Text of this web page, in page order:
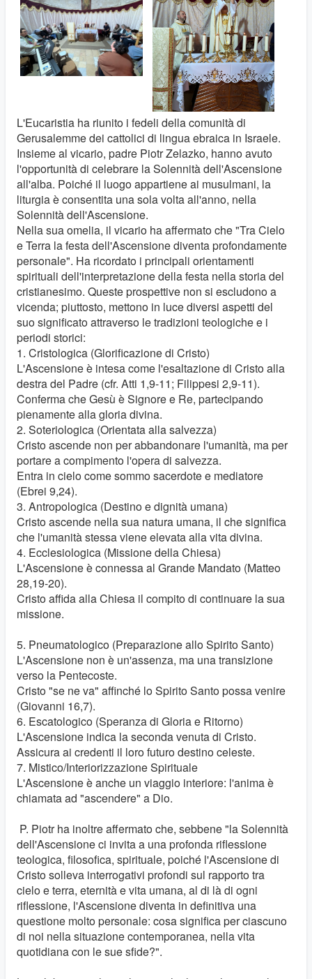
L'Eucaristia ha riunito i fedeli della comunità di
Gerusalemme dei cattolici di lingua ebraica in Israele.
Insieme al vicario, padre Piotr Zelazko, hanno avuto
l'opportunità di celebrare la Solennità dell'Ascensione
all'alba. Poiché il luogo appartiene ai musulmani, la
liturgia è consentita una sola volta all'anno, nella
Solennità dell'Ascensione.
Nella sua omelia, il vicario ha affermato che "Tra Cielo
e Terra la festa dell'Ascensione diventa profondamente
personale". Ha ricordato i principali orientamenti
spirituali dell'interpretazione della festa nella storia del
cristianesimo. Queste prospettive non si escludono a
vicenda; piuttosto, mettono in luce diversi aspetti del
suo significato attraverso le tradizioni teologiche e i
periodi storici:
1. Cristologica (Glorificazione di Cristo)
L'Ascensione è intesa come l'esaltazione di Cristo alla
destra del Padre (cfr. Atti 1,9-11; Filippesi 2,9-11).
Conferma che Gesù è Signore e Re, partecipando
pienamente alla gloria divina.
2. Soteriologica (Orientata alla salvezza)
Cristo ascende non per abbandonare l'umanità, ma per
portare a compimento l'opera di salvezza.
Entra in cielo come sommo sacerdote e mediatore
(Ebrei 9,24).
3. Antropologica (Destino e dignità umana)
Cristo ascende nella sua natura umana, il che significa
che l'umanità stessa viene elevata alla vita divina.
4. Ecclesiologica (Missione della Chiesa)
L'Ascensione è connessa al Grande Mandato (Matteo
28,19-20).
Cristo affida alla Chiesa il compito di continuare la sua
missione.
5. Pneumatologico (Preparazione allo Spirito Santo)
L'Ascensione non è un'assenza, ma una transizione
verso la Pentecoste.
Cristo "se ne va" affinché lo Spirito Santo possa venire
(Giovanni 16,7).
6. Escatologico (Speranza di Gloria e Ritorno)
L'Ascensione indica la seconda venuta di Cristo.
Assicura ai credenti il ​​loro futuro destino celeste.
7. Mistico/Interiorizzazione Spirituale
L'Ascensione è anche un viaggio interiore: l'anima è
chiamata ad "ascendere" a Dio.
P. Piotr ha inoltre affermato che, sebbene "la Solennità
dell'Ascensione ci invita a una profonda riflessione
teologica, filosofica, spirituale, poiché l'Ascensione di
Cristo solleva interrogativi profondi sul rapporto tra
cielo e terra, eternità e vita umana, al di là di ogni
riflessione, l'Ascensione diventa in definitiva una
questione molto personale: cosa significa per ciascuno
di noi nella situazione contemporanea, nella vita
quotidiana con le sue sfide?".